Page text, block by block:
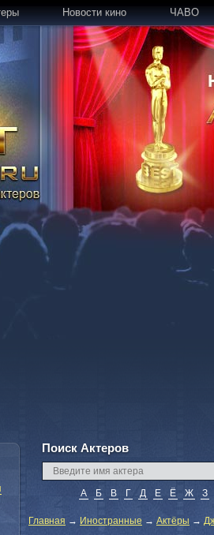
Новости кино ЧАВО
Поиск Актеров
А Б В Г Д Е Ё Ж З
Главная → Иностранные → Актёры →